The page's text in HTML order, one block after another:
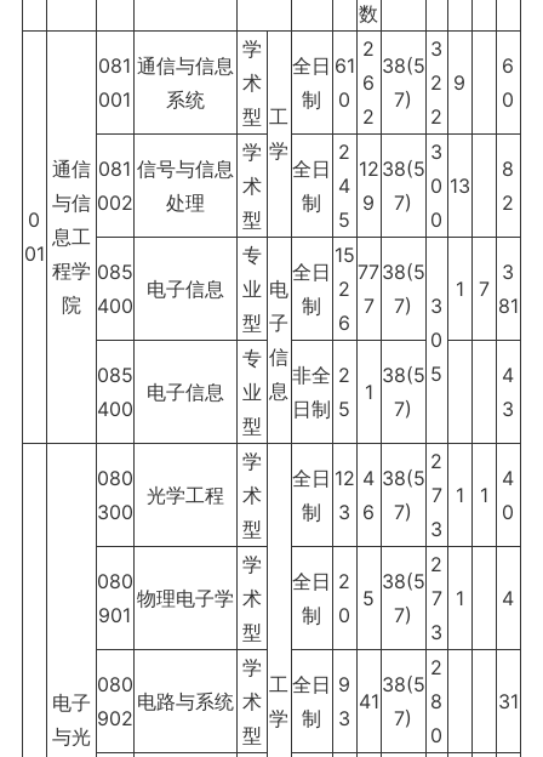
数
0
01
通信
与信
息工
程学
院
081
001
通信与信息
系统
学
术
型 工
学
全日
制
61
0
2
6
2
38(5
7)
3
2
2
9
6
0
081
002
信号与信息
处理
学
术
型
全日
制
2
4
5
12
9
38(5
7)
3
0
0
13
8
2
085
400
电子信息
专
业
型
电
子
信
息
全日
制
15
2
6
77
7
38(5
7)
3
0
5
1 7
3
81
085
400
电子信息
专
业
型
非全
日制
2
5
1
38(5
7)
4
3
电子
与光
080
300
光学工程
学
术
型
工
学
全日
制
12
3
4
6
38(5
7)
2
7
3
1 1
4
0
080
901
物理电子学
学
术
型
全日
制
2
0
5
38(5
7)
2
7
3
1 4
080
902
电路与系统
学
术
型
全日
制
9
3
41
38(5
7)
2
8
0
31